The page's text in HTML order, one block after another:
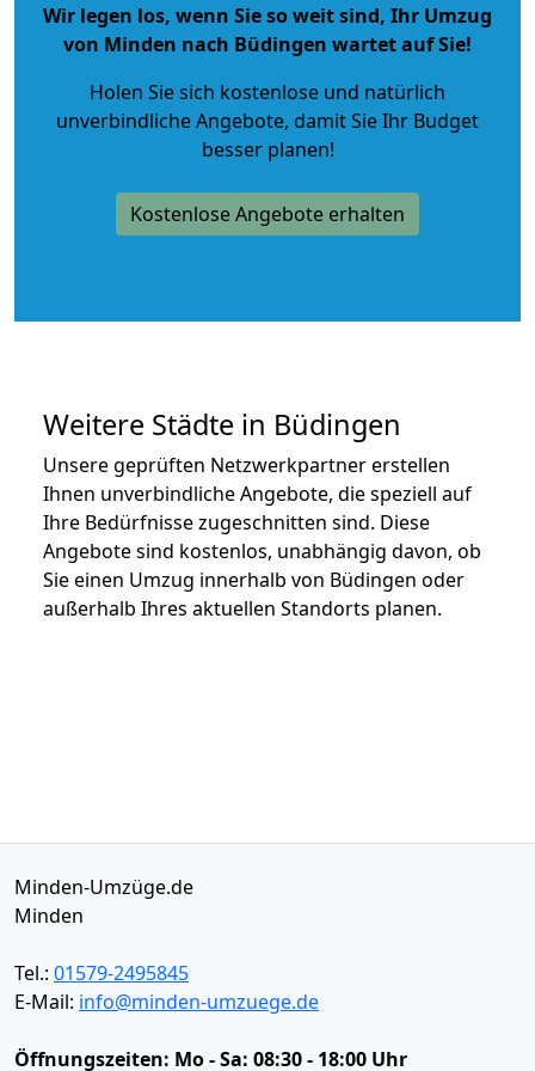
Wir legen los, wenn Sie so weit sind, Ihr Umzug
von Minden nach Büdingen wartet auf Sie!
Holen Sie sich kostenlose und natürlich
unverbindliche Angebote, damit Sie Ihr Budget
besser planen!
Kostenlose Angebote erhalten
Weitere Städte in Büdingen
Unsere geprüften Netzwerkpartner erstellen
Ihnen unverbindliche Angebote, die speziell auf
Ihre Bedürfnisse zugeschnitten sind. Diese
Angebote sind kostenlos, unabhängig davon, ob
Sie einen Umzug innerhalb von Büdingen oder
außerhalb Ihres aktuellen Standorts planen.
Minden-Umzüge.de
Minden
Tel.: 01579-2495845
E-Mail: info@minden-umzuege.de
Öffnungszeiten: Mo - Sa: 08:30 - 18:00 Uhr